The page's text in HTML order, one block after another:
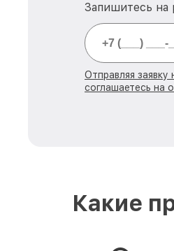
Запишитесь на
Отправляя
соглашаетесь на
Какие